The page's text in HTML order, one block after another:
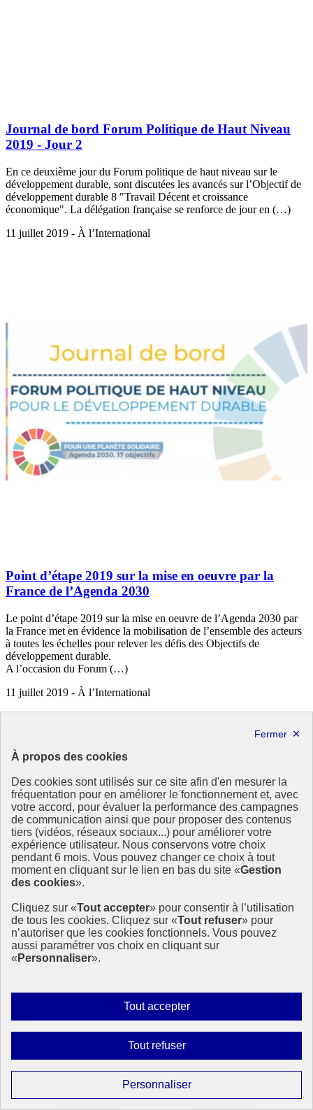
À propos des cookies
Des cookies sont utilisés sur ce site afin d'en mesurer la
fréquentation pour en améliorer le fonctionnement et, avec
votre accord, pour évaluer la performance des campagnes
de communication ainsi que pour proposer des contenus
tiers (vidéos, réseaux sociaux...) pour améliorer votre
expérience utilisateur. Nous conservons votre choix
pendant 6 mois. Vous pouvez changer ce choix à tout
moment en cliquant sur le lien en bas du site «Gestion
des cookies».
Cliquez sur «Tout accepter» pour consentir à l’utilisation
de tous les cookies. Cliquez sur «Tout refuser» pour
n’autoriser que les cookies fonctionnels. Vous pouvez
aussi paramétrer vos choix en cliquant sur
« Personnaliser».
Tout accepterAutoriser
tous
Tout refuserInterdire
tous
PersonnaliserParamétrer
les
Journal de bord Forum Politique de Haut Niveau
2019 - Jour 2
En ce deuxième jour du Forum politique de haut niveau sur le
développement durable, sont discutées les avancés sur l’Objectif de
développement durable 8 "Travail Décent et croissance
économique". La délégation française se renforce de jour en (…)
11 juillet 2019 - À l’International
Point d’étape 2019 sur la mise en oeuvre par la
France de l’Agenda 2030
Le point d’étape 2019 sur la mise en oeuvre de l’Agenda 2030 par
la France met en évidence la mobilisation de l’ensemble des acteurs
à toutes les échelles pour relever les défis des Objectifs de
développement durable.
A l’occasion du Forum (…)
11 juillet 2019 - À l’International
Journal de bord - Sommet ODD 2019
Le premier sommet des chefs d’État et de Gouvernement sur les
Objectifs de développement durable se tient le 24 et 25 septembre
2019, quatre ans après l’adoption de l’Agenda 2030 à l’occasion de
la 74e assemblée générale des Nations unies. C’est (…)